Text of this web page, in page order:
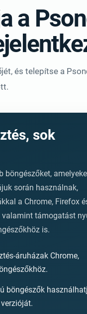
a
és telepítse a
sok
böngészőket,
során használnak,
a Chrome, Firefox
valamint támogatást
is.
áruházak Chrome,
böngészők